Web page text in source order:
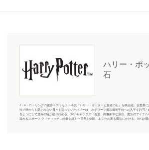
ハリー・ポ
石
J・K・ローリングの傑作ベストセラー小説『ハリー・ポッターと賢者の石』を映画化、全世界
独で誰からも愛されない日々を送っていたハリーは、ホグワーツ魔法魔術学校への入学を許可
るようにして運命の輪が廻り始める。深いキャラクター造形、絢爛豪華な演出、魔法のアイテ
溢れるスポーツ クィディッチ…想像を超えた世界を体験。あなたの家も魔法にかける。9と3/4番